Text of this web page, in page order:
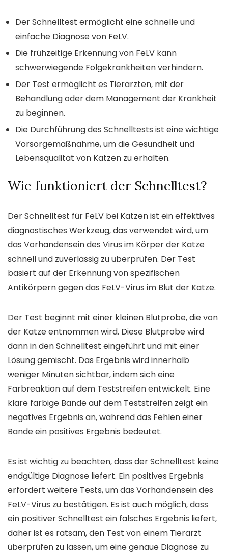
Der Schnelltest ermöglicht eine schnelle und
einfache Diagnose von FeLV.
Die frühzeitige Erkennung von FeLV kann
schwerwiegende Folgekrankheiten verhindern.
Der Test ermöglicht es Tierärzten, mit der
Behandlung oder dem Management der Krankheit
zu beginnen.
Die Durchführung des Schnelltests ist eine wichtige
Vorsorgemaßnahme, um die Gesundheit und
Lebensqualität von Katzen zu erhalten.
Wie funktioniert der Schnelltest?
Der Schnelltest für FeLV bei Katzen ist ein effektives
diagnostisches Werkzeug, das verwendet wird, um
das Vorhandensein des Virus im Körper der Katze
schnell und zuverlässig zu überprüfen. Der Test
basiert auf der Erkennung von spezifischen
Antikörpern gegen das FeLV-Virus im Blut der Katze.
Der Test beginnt mit einer kleinen Blutprobe, die von
der Katze entnommen wird. Diese Blutprobe wird
dann in den Schnelltest eingeführt und mit einer
Lösung gemischt. Das Ergebnis wird innerhalb
weniger Minuten sichtbar, indem sich eine
Farbreaktion auf dem Teststreifen entwickelt. Eine
klare farbige Bande auf dem Teststreifen zeigt ein
negatives Ergebnis an, während das Fehlen einer
Bande ein positives Ergebnis bedeutet.
Es ist wichtig zu beachten, dass der Schnelltest keine
endgültige Diagnose liefert. Ein positives Ergebnis
erfordert weitere Tests, um das Vorhandensein des
FeLV-Virus zu bestätigen. Es ist auch möglich, dass
ein positiver Schnelltest ein falsches Ergebnis liefert,
daher ist es ratsam, den Test von einem Tierarzt
überprüfen zu lassen, um eine genaue Diagnose zu